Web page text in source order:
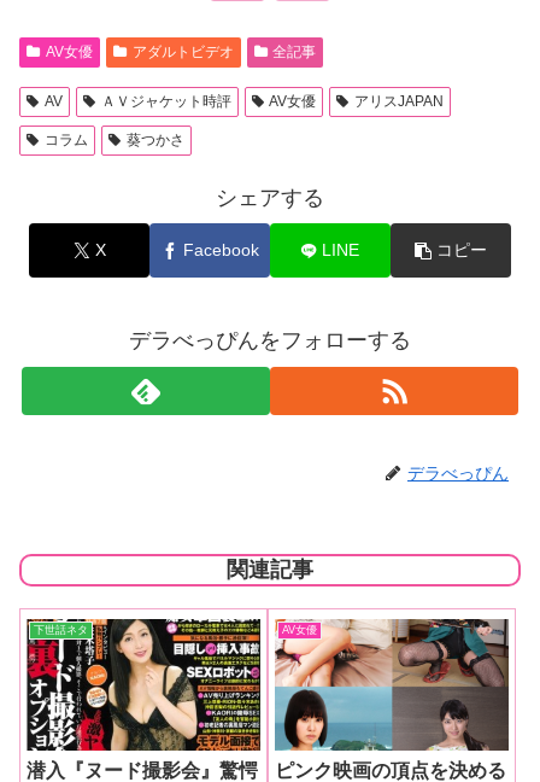
AV女優 アダルトビデオ 全記事
AV ＡＶジャケット時評 AV女優 アリスJAPAN
コラム 葵つかさ
シェアする
X Facebook LINE コピー
デラべっぴんをフォローする
デラべっぴん
関連記事
下世話ネタ
潜入『ヌード撮影会』驚愕
AV女優
ピンク映画の頂点を決める